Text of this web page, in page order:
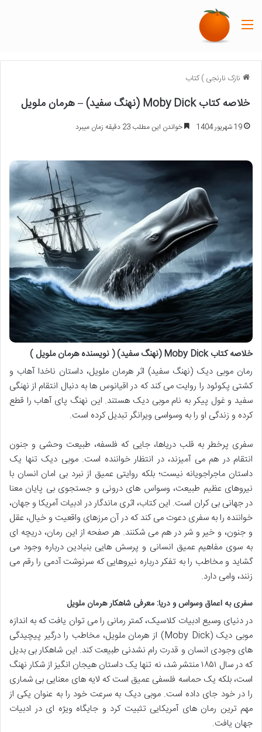
نازک نارنجی)کتاب
خلاصه کتاب Moby Dick (نهنگ سفید) – هرمان ملویل
19 شهریور 1404 خواندن این مطلب 23 دقیقه زمان میبرد
خلاصه کتاب Moby Dick (نهنگ سفید) ( نویسنده هرمان ملویل )
رمان موبی دیک (نهنگ سفید) اثر هرمان ملویل، داستان ناخدا آهاب و
کشتی پکوئود را روایت می کند که در اقیانوس ها به دنبال انتقام از نهنگی
سفید و غول پیکر به نام موبی دیک هستند. این نهنگ پای آهاب را قطع
کرده و زندگی او را به وسواسی ویرانگر تبدیل کرده است.
سفری پرخطر به قلب دریاها، جایی که فلسفه، طبیعت وحشی و جنون
انتقام در هم می آمیزند، در انتظار خواننده است. موبی دیک تنها یک
داستان ماجراجویانه نیست؛ بلکه روایتی عمیق از نبرد بی امان انسان با
نیروهای عظیم طبیعت، وسواس های درونی و جستجوی بی پایان معنا
در جهانی بی کران است. این کتاب، اثری ماندگار در ادبیات آمریکا و جهان،
خواننده را به سفری دعوت می کند که در آن مرزهای واقعیت و خیال، عقل
و جنون، و خیر و شر در هم می شکنند. هر صفحه از این رمان، دریچه ای
به سوی مفاهیم عمیق انسانی و پرسش هایی بنیادین درباره وجود می
گشاید و مخاطب را به تفکر درباره نیروهایی که سرنوشت آدمی را رقم می
زنند، وامی دارد.
سفری به اعماق وسواس و دریا: معرفی شاهکار هرمان ملویل
در دنیای وسیع ادبیات کلاسیک، کمتر رمانی را می توان یافت که به اندازه
موبی دیک (Moby Dick) از هرمان ملویل، مخاطب را درگیر پیچیدگی
های وجودی انسان و قدرت رام نشدنی طبیعت کند. این شاهکار بی بدیل
که در سال ۱۸۵۱ منتشر شد، نه تنها یک داستان هیجان انگیز از شکار نهنگ
است، بلکه یک حماسه فلسفی عمیق است که لایه های معنایی بی شماری
را در خود جای داده است. موبی دیک به سرعت خود را به عنوان یکی از
مهم ترین رمان های آمریکایی تثبیت کرد و جایگاه ویژه ای در ادبیات
جهان یافت.